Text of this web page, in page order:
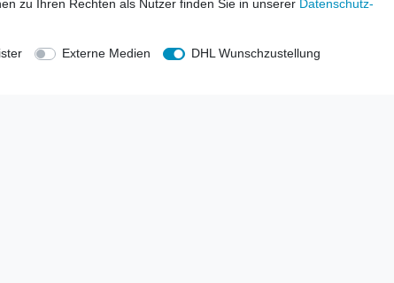
Kataloge
uns
zu Ihren Rechten als Nutzer finden Sie in unserer Daten­schutz­
Externe Medien
DHL Wunschzustellung